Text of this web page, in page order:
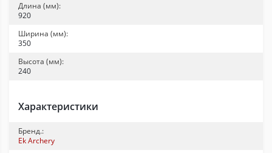
Длина (мм):
920
Ширина (мм):
350
Высота (мм):
240
Характеристики
Бренд.:
Ek Archery